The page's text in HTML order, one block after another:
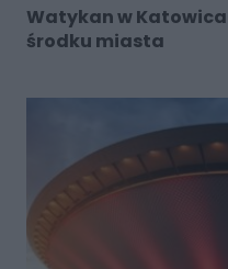
Watykan w
środku miasta